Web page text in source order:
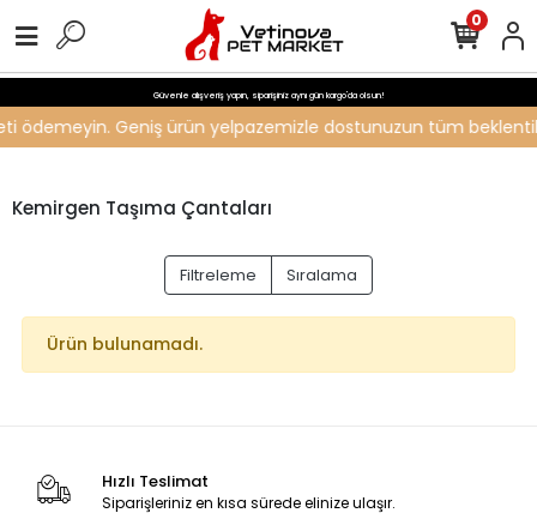
Güvenle alışveriş yapın, siparişiniz aynı gün kargo'da olsun!
ödemeyin. Geniş ürün yelpazemizle dostunuzun tüm
0
Kemirgen Taşıma Çantaları
Filtreleme Sıralama
Ürün bulunamadı.
Hızlı Teslimat
Siparişleriniz en kısa sürede elinize ulaşır.